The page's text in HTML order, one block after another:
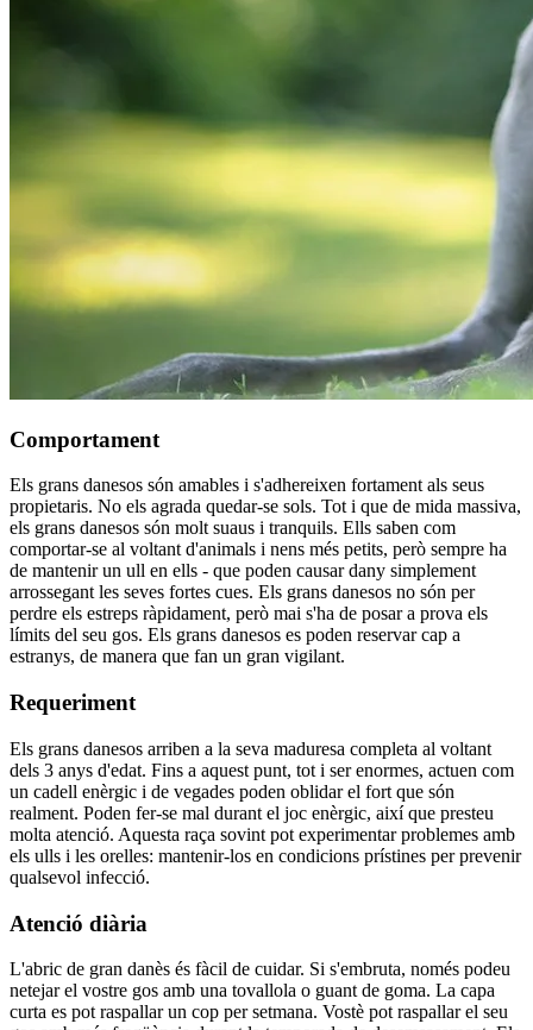
Comportament
Els grans danesos són amables i s'adhereixen fortament als seus
propietaris. No els agrada quedar-se sols. Tot i que de mida massiva,
els grans danesos són molt suaus i tranquils. Ells saben com
comportar-se al voltant d'animals i nens més petits, però sempre ha
de mantenir un ull en ells - que poden causar dany simplement
arrossegant les seves fortes cues. Els grans danesos no són per
perdre els estreps ràpidament, però mai s'ha de posar a prova els
límits del seu gos. Els grans danesos es poden reservar cap a
estranys, de manera que fan un gran vigilant.
Requeriment
Els grans danesos arriben a la seva maduresa completa al voltant
dels 3 anys d'edat. Fins a aquest punt, tot i ser enormes, actuen com
un cadell enèrgic i de vegades poden oblidar el fort que són
realment. Poden fer-se mal durant el joc enèrgic, així que presteu
molta atenció. Aquesta raça sovint pot experimentar problemes amb
els ulls i les orelles: mantenir-los en condicions prístines per prevenir
qualsevol infecció.
Atenció diària
L'abric de gran danès és fàcil de cuidar. Si s'embruta, només podeu
netejar el vostre gos amb una tovallola o guant de goma. La capa
curta es pot raspallar un cop per setmana. Vostè pot raspallar el seu